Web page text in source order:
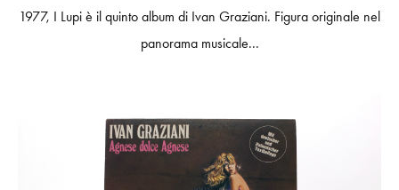
1977, I Lupi è il quinto album di Ivan Graziani. Figura originale nel
panorama musicale...